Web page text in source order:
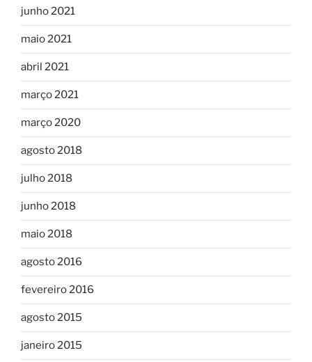
junho 2021
maio 2021
abril 2021
março 2021
março 2020
agosto 2018
julho 2018
junho 2018
maio 2018
agosto 2016
fevereiro 2016
agosto 2015
janeiro 2015